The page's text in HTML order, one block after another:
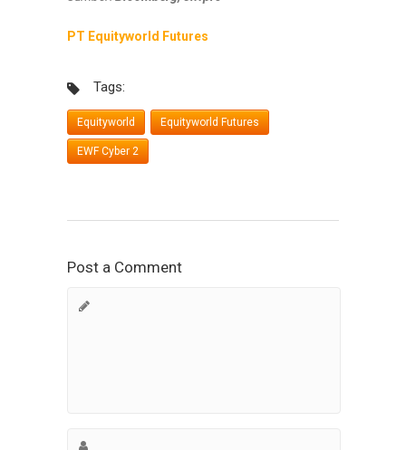
PT Equityworld Futures
Tags:
Equityworld Equityworld Futures
EWF Cyber 2
Post a Comment